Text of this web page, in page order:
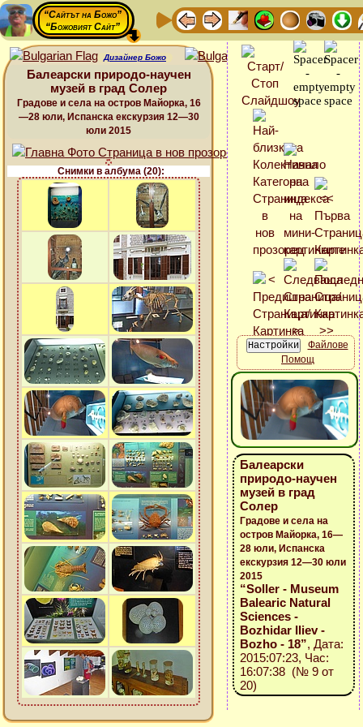
“Сайтът на Божо”
“Божовият Сайт”
Дизайнер Божо
Балеарски природо-научен
музей в град Солер
Градове и села на остров Майорка, 16
—28 юли, Испанска екскурзия 12—30
юли 2015
Снимки в албума (20):
Файлове
Помощ
Балеарски
природо-научен
музей в град
Солер
Градове и села на
остров Майорка, 16—
28 юли, Испанска
екскурзия 12—30 юли
2015
“Soller - Museum
Balearic Natural
Sciences -
Bozhidar Iliev -
Bozho - 18”, Дата:
2015:07:23, Час:
16:07:38 (№ 9 от
20)